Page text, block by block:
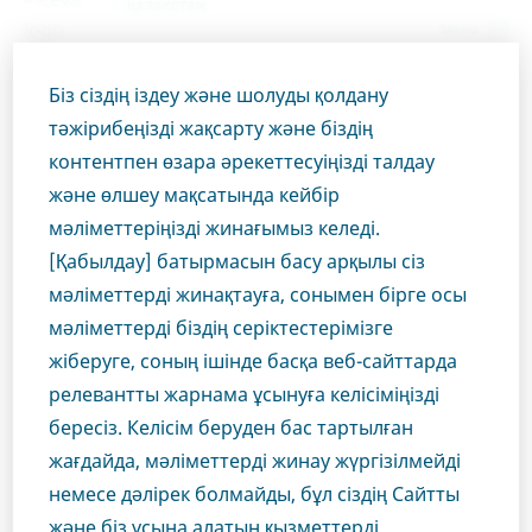
Сіз денсаулық сақтау
саласының маманы
болып табыласыз ба?
Бұл бөлімге кіру үшін медициналық маман
болуыңыз керек, себебі веб-сайтымыздың осы
аймағындағы материалдар тек соларға арналған.
Kazakhstan Өнімдер
РЕЦЕПТУРА ПРЕПАРАТТАРЫ
Валсартан-Тева, таблеткалар 160 мг
Валсартан-Тева,
таблеткалар 160 мг
КАРДИОЛОГИЯ ВАЛСАРТАН
Өнім тиесілі терапевтік аймақ
Кардиология
Біз сіздің іздеу және шолуды қолдану
тәжірибеңізді жақсарту және біздің
контентпен өзара әрекеттесуіңізді талдау
және өлшеу мақсатында кейбір
мәліметтеріңізді жинағымыз келеді.
[Қабылдау] батырмасын басу арқылы сіз
мәліметтерді жинақтауға, сонымен бірге осы
мәліметтерді біздің серіктестерімізге
жіберуге, соның ішінде басқа веб-сайттарда
релевантты жарнама ұсынуға келісіміңізді
бересіз. Келісім беруден бас тартылған
жағдайда, мәліметтерді жинау жүргізілмейді
немесе дәлірек болмайды, бұл сіздің Сайтты